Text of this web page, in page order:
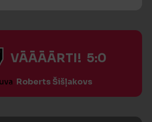
VĀĀĀĀRTI! 5:0
Roberts Šišļakovs